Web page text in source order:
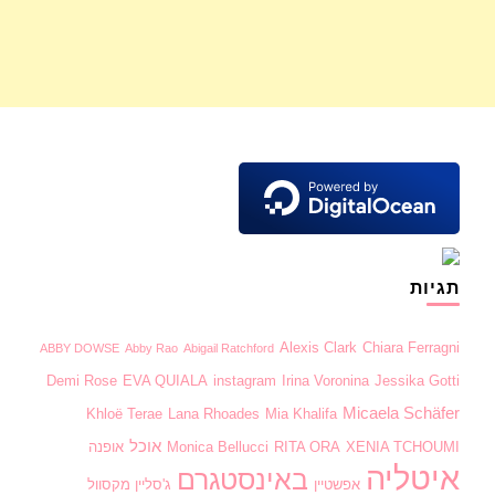
תגיות
ABBY DOWSE Abby Rao Abigail Ratchford Alexis Clark Chiara Ferragni
Demi Rose EVA QUIALA instagram Irina Voronina Jessika Gotti
Khloë Terae Lana Rhoades Mia Khalifa Micaela Schäfer
Monica Bellucci RITA ORA XENIA TCHOUMI אוכל אופנה
איטליה אפשטיין באינסטגרם ג'סליין מקסוול